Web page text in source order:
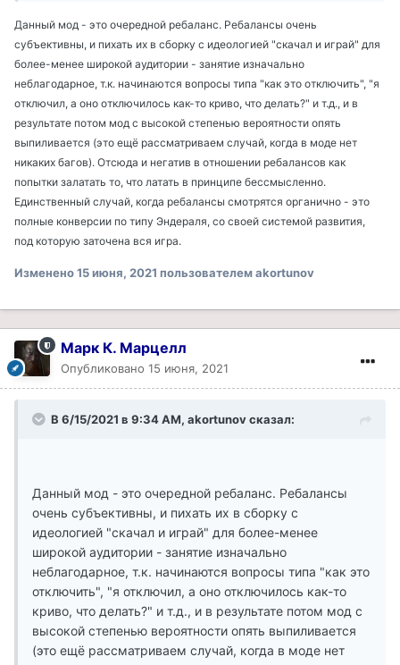
Данный мод - это очередной ребаланс. Ребалансы очень
субъективны, и пихать их в сборку с идеологией "скачал и играй" для
более-менее широкой аудитории - занятие изначально
неблагодарное, т.к. начинаются вопросы типа "как это отключить", "я
отключил, а оно отключилось как-то криво, что делать?" и т.д., и в
результате потом мод с высокой степенью вероятности опять
выпиливается (это ещё рассматриваем случай, когда в моде нет
никаких багов). Отсюда и негатив в отношении ребалансов как
попытки залатать то, что латать в принципе бессмысленно.
Единственный случай, когда ребалансы смотрятся органично - это
полные конверсии по типу Эндераля, со своей системой развития,
под которую заточена вся игра.
Изменено15 июня, 2021 пользователем akortunov
Марк К. Марцелл
Опубликовано 15 июня, 2021
В 6/15/2021 в 9:34 AM, akortunov сказал:
Данный мод - это очередной ребаланс. Ребалансы
очень субъективны, и пихать их в сборку с
идеологией "скачал и играй" для более-менее
широкой аудитории - занятие изначально
неблагодарное, т.к. начинаются вопросы типа "как это
отключить", "я отключил, а оно отключилось как-то
криво, что делать?" и т.д., и в результате потом мод с
высокой степенью вероятности опять выпиливается
(это ещё рассматриваем случай, когда в моде нет